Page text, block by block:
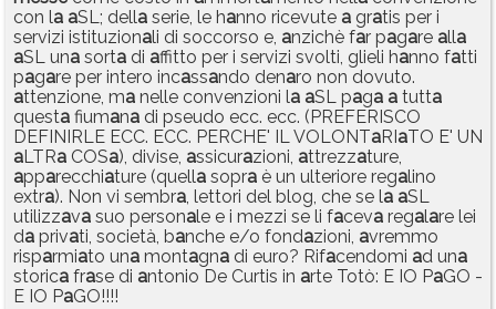
con la aSL; della serie, le hanno ricevute a gratis per i
servizi istituzionali di soccorso e, anzichè far pagare alla
aSL una sorta di affitto per i servizi svolti, glieli hanno fatti
pagare per intero incassando denaro non dovuto.
attenzione, ma nelle convenzioni la aSL paga a tutta
questa fiumana di pseudo ecc. ecc. (PREFERISCO
DEFINIRLE ECC. ECC. PERCHE' IL VOLONTaRI aTO E' UN
aLTRa COSa), divise, assicurazioni, attrezzature,
apparecchiature (quella sopra è un ulteriore regalino
extra). Non vi sembra, lettori del blog, che se la aSL
utilizzava suo personale e i mezzi se li faceva regalare lei
da privati, società, banche e/o fondazioni, avremmo
risparmiato una montagna di euro? Rifacendomi ad una
storica frase di antonio De Curtis in arte Totò: E IO PaGO -
E IO PaGO!!!!